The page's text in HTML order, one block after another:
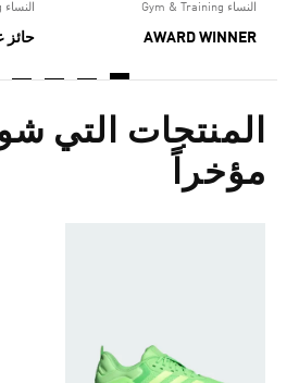
النساء Gym & Training
AWARD WINNER
النساء Gym & Training
حائز
المنتجات التي
مؤخراً